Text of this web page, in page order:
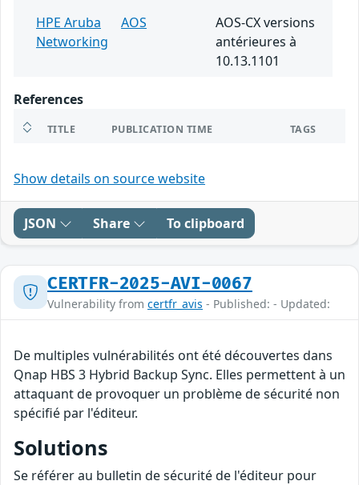
HPE Aruba
Networking
AOS
AOS-CX versions
antérieures à
10.13.1101
References
TITLE PUBLICATION TIME TAGS
Show details on source website
JSON Share To clipboard
CERTFR-2025-AVI-0067
Vulnerability from certfr_avis - Published: - Updated:
De multiples vulnérabilités ont été découvertes dans
Qnap HBS 3 Hybrid Backup Sync. Elles permettent à un
attaquant de provoquer un problème de sécurité non
spécifié par l'éditeur.
Solutions
Se référer au bulletin de sécurité de l'éditeur pour